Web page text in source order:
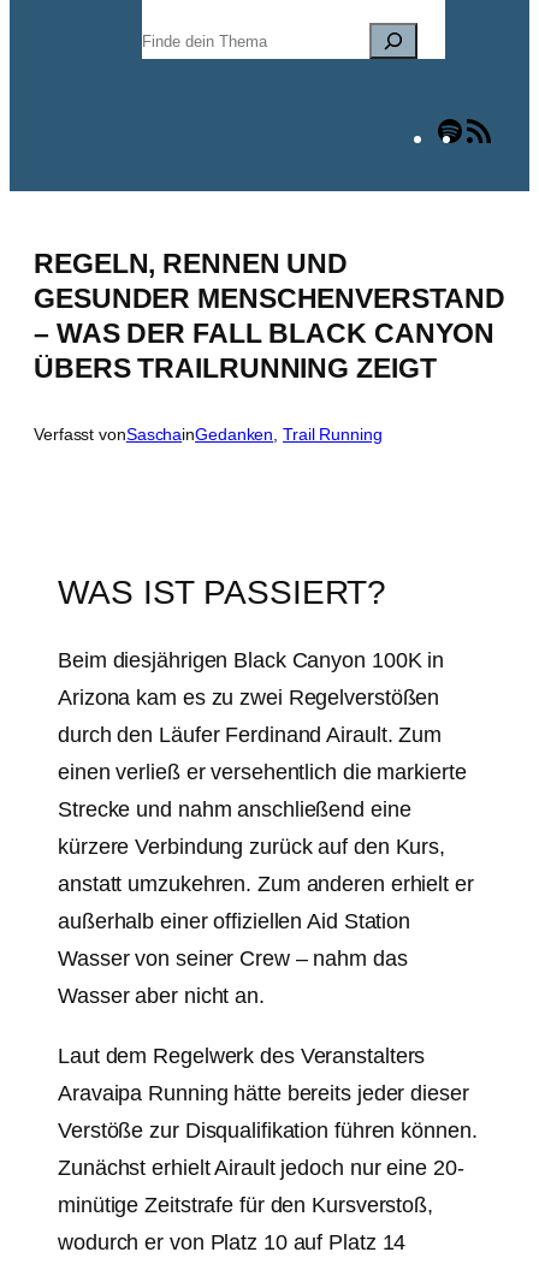
Suchen
Spotify
REGELN, RENNEN UND
GESUNDER MENSCHENVERSTAND
– WAS DER FALL BLACK CANYON
ÜBERS TRAILRUNNING ZEIGT
Verfasst vonSaschainGedanken, Trail Running
WAS IST PASSIERT?
Beim diesjährigen Black Canyon 100K in
Arizona kam es zu zwei Regelverstößen
durch den Läufer Ferdinand Airault. Zum
einen verließ er versehentlich die markierte
Strecke und nahm anschließend eine
kürzere Verbindung zurück auf den Kurs,
anstatt umzukehren. Zum anderen erhielt er
außerhalb einer offiziellen Aid Station
Wasser von seiner Crew – nahm das
Wasser aber nicht an.
Laut dem Regelwerk des Veranstalters
Aravaipa Running hätte bereits jeder dieser
Verstöße zur Disqualifikation führen können.
Zunächst erhielt Airault jedoch nur eine 20-
minütige Zeitstrafe für den Kursverstoß,
wodurch er von Platz 10 auf Platz 14